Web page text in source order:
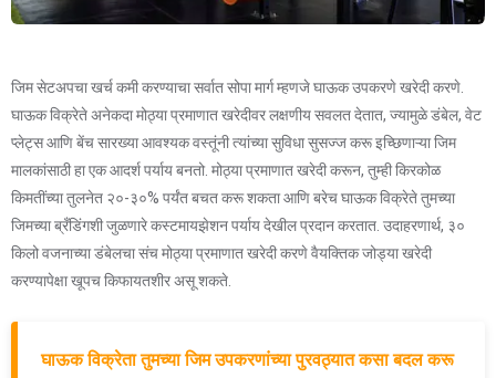
जिम सेटअपचा खर्च कमी करण्याचा सर्वात सोपा मार्ग म्हणजे घाऊक उपकरणे खरेदी करणे.
घाऊक विक्रेते अनेकदा मोठ्या प्रमाणात खरेदीवर लक्षणीय सवलत देतात, ज्यामुळे डंबेल, वेट
प्लेट्स आणि बेंच सारख्या आवश्यक वस्तूंनी त्यांच्या सुविधा सुसज्ज करू इच्छिणाऱ्या जिम
मालकांसाठी हा एक आदर्श पर्याय बनतो. मोठ्या प्रमाणात खरेदी करून, तुम्ही किरकोळ
किमतींच्या तुलनेत २०-३०% पर्यंत बचत करू शकता आणि बरेच घाऊक विक्रेते तुमच्या
जिमच्या ब्रँडिंगशी जुळणारे कस्टमायझेशन पर्याय देखील प्रदान करतात. उदाहरणार्थ, ३०
किलो वजनाच्या डंबेलचा संच मोठ्या प्रमाणात खरेदी करणे वैयक्तिक जोड्या खरेदी
करण्यापेक्षा खूपच किफायतशीर असू शकते.
घाऊक विक्रेता तुमच्या जिम उपकरणांच्या पुरवठ्यात कसा बदल करू